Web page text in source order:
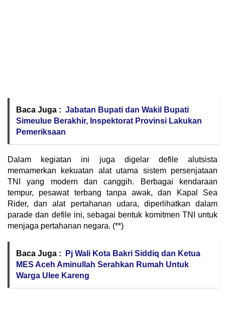
Baca Juga : Jabatan Bupati dan Wakil Bupati
Simeulue Berakhir, Inspektorat Provinsi Lakukan
Pemeriksaan
Dalam kegiatan ini juga digelar defile alutsista
memamerkan kekuatan alat utama sistem persenjataan
TNI yang modern dan canggih. Berbagai kendaraan
tempur, pesawat terbang tanpa awak, dan Kapal Sea
Rider, dan alat pertahanan udara, diperlihatkan dalam
parade dan defile ini, sebagai bentuk komitmen TNI untuk
menjaga pertahanan negara. (**)
Baca Juga :
Pj Wali Kota Bakri Siddiq dan Ketua
MES Aceh Aminullah Serahkan Rumah Untuk
Warga Ulee Kareng